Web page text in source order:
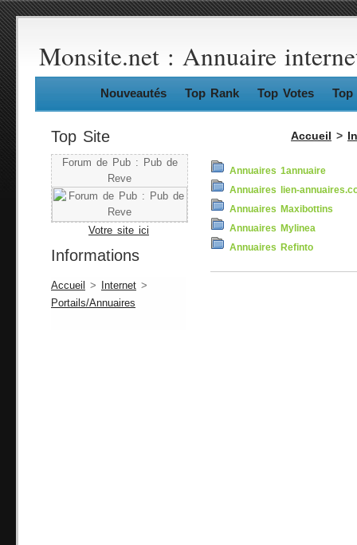
Monsite.net : Annuaire
Nouveautés Top Rank Top Votes Top
Top Site
Forum de Pub : Pub de
Reve
Votre site ici
Informations
Accueil > Internet >
Portails/Annuaires
Accueil >
Annuaires 1annuaire
Annuaires lien-
Annuaires Maxibottins
Annuaires Mylinea
Annuaires Refinto